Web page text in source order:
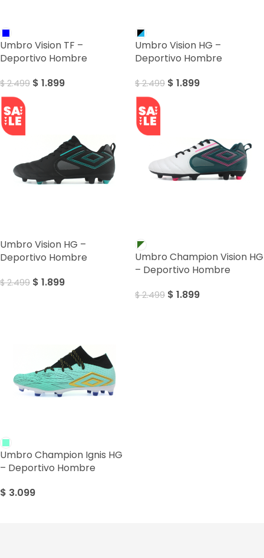
Umbro Vision TF –
Deportivo Hombre
$2.499 $ 1.899
Umbro Vision HG –
Deportivo Hombre
$2.499 $ 1.899
Umbro Vision HG –
Deportivo Hombre
$2.499 $ 1.899
Umbro Champion Vision HG
– Deportivo Hombre
$2.499 $ 1.899
Umbro Champion Ignis HG
– Deportivo Hombre
$ 3.099